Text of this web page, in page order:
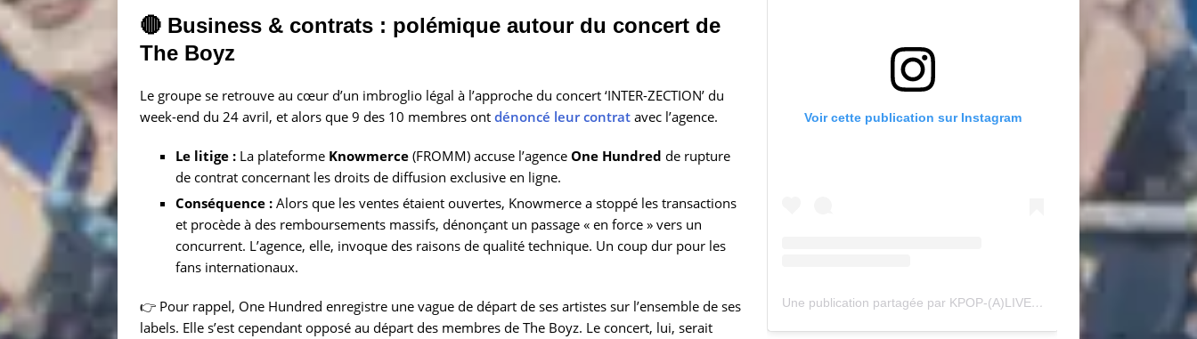
🔴 Business & contrats : polémique autour du concert de
The Boyz
Le groupe se retrouve au cœur d’un imbroglio légal à l’approche du concert ‘INTER-ZECTION’ du
week-end du 24 avril, et alors que 9 des 10 membres ont dénoncé leur contrat avec l’agence.
Le litige : La plateforme Knowmerce (FROMM) accuse l’agence One Hundred de rupture
de contrat concernant les droits de diffusion exclusive en ligne.
Conséquence : Alors que les ventes étaient ouvertes, Knowmerce a stoppé les transactions
et procède à des remboursements massifs, dénonçant un passage « en force » vers un
concurrent. L’agence, elle, invoque des raisons de qualité technique. Un coup dur pour les
fans internationaux.
👉 Pour rappel, One Hundred enregistre une vague de départ de ses artistes sur l’ensemble de ses
labels. Elle s’est cependant opposé au départ des membres de The Boyz. Le concert, lui, serait
Voir cette publication sur Instagram
Une publication partagée par KPOP-(A)LIVE (@my_kpopalive)